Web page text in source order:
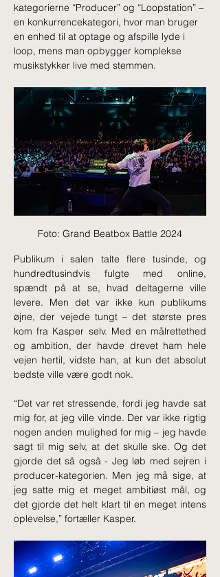
kategorierne “Producer” og “Loopstation” –
en konkurrencekategori, hvor man bruger
en enhed til at optage og afspille lyde i
loop, mens man opbygger komplekse
musikstykker live med stemmen.
Foto: Grand Beatbox Battle 2024
Publikum i salen talte flere tusinde, og
hundredtusindvis fulgte med online,
spændt på at se, hvad deltagerne ville
levere. Men det var ikke kun publikums
øjne, der vejede tungt – det største pres
kom fra Kasper selv. Med en målrettethed
og ambition, der havde drevet ham hele
vejen hertil, vidste han, at kun det absolut
bedste ville være godt nok.
“Det var ret stressende, fordi jeg havde sat
mig for, at jeg ville vinde. Der var ikke rigtig
nogen anden mulighed for mig – jeg havde
sagt til mig selv, at det skulle ske. Og det
gjorde det så også - Jeg løb med sejren i
producer-kategorien. Men jeg må sige, at
jeg satte mig et meget ambitiøst mål, og
det gjorde det helt klart til en meget intens
oplevelse,” fortæller Kasper.